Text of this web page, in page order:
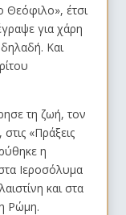
Θεόφιλο», έτσι
για χάρη
Και
τη ζωή, τον
«Πράξεις
η
Ιεροσόλυμα
και στα
Ρώμη.